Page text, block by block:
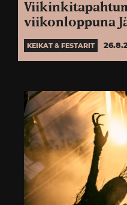
viikonloppuna
KEIKAT & FESTARIT